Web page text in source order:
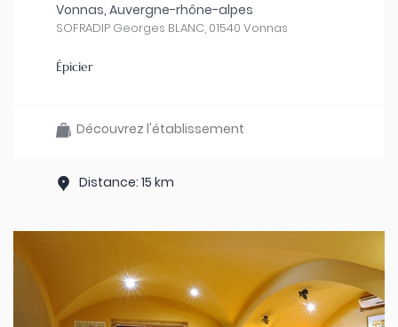
Vonnas, Auvergne-rhône-alpes
SOFRADIP Georges BLANC, 01540 Vonnas
Épicier
Découvrez l'établissement
Distance: 15 km